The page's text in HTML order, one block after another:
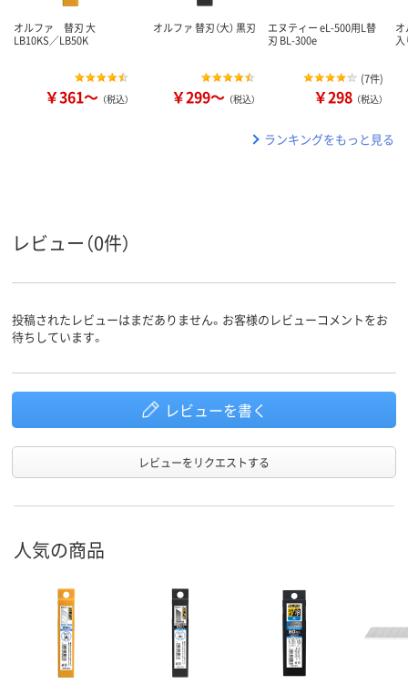
オルファ 替刃 大
LB10KS／LB50K
￥361～ （税込）
オルファ 替刃（大） 黒刃
￥299～ （税込）
エヌティー eL-500用L替
刃 BL-300e
(7件)
￥298 （税込）
ランキングをもっと見る
レビュー（0件）
投稿されたレビューはまだありません。お客様のレビューコメントをお
待ちしています。
レビューを書く
レビューをリクエストする
人気の商品